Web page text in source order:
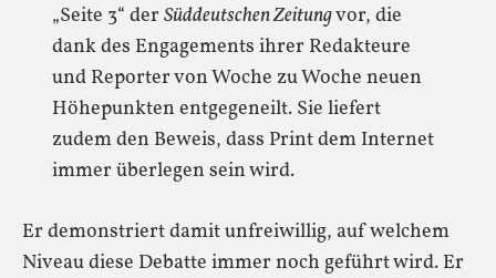
„Seite 3“ der Süddeutschen Zeitungvor, die
dank des Engagements ihrer Redakteure
und Reporter von Woche zu Woche neuen
Höhepunkten entgegeneilt. Sie liefert
zudem den Beweis, dass Print dem Internet
immer überlegen sein wird.
Er demonstriert damit unfreiwillig, auf welchem
Niveau diese Debatte immer noch geführt wird. Er